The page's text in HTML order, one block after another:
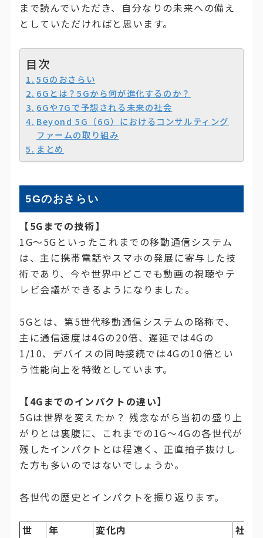
まで読んでいただき、自分なりの未来への備え
としていただければと思います。
目次
5Gのおさらい
6Gとは？5Gから何が進化するのか？
6Gや7Gで予想される未来の社会
Beyond 5G（6G）におけるコンサルティング
ファームの取り組み
まとめ
5Gのおさらい
【5Gまでの技術】
1G〜5Gといったこれまでの移動通信システム
は、主に携帯電話やスマホの発展に寄与した技
術であり、今や世界中どこでも動画の視聴やテ
レビ会議ができるようになりました。
5Gとは、第5世代移動通信システムの略称で、
主に通信速度は4Gの20倍、遅延では4Gの
1/10、デバイスの同時接続では4Gの10倍とい
う性能向上を特徴としています。
【4Gまでのインパクトの違い】
5Gは世界を変えたか？ 残念ながら当初の盛り上
がりとは裏腹に、これまでの1G〜4Gの各世代が
残したインパクトとは程遠く、正直拍子抜けし
た方も多いのではないでしょうか。
各世代の歴史とインパクトを振り返ります。
世
年
変化内
社会